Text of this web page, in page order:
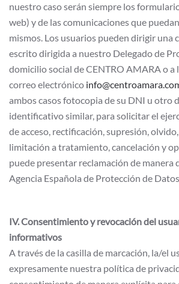
nuestro caso serán siempre los
web) y de las comunicaciones que
mismos. Los usuarios pueden dirigir una
escrito dirigida a nuestro Delegado de
domicilio social de CENTRO AMARA o a
correo electrónico
ambos casos fotocopia de su DNI u otro
identificativo similar, para solicitar el
de acceso, rectificación, supresión,
limitación a tratamiento, cancelación y
puede presentar reclamación de manera
Agencia Española de Protección de
IV. Consentimiento y revocación del
informativos
A través de la casilla de marcación, la/el
expresamente nuestra política de